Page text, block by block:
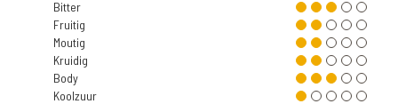
Bitter
Fruitig
Moutig
Kruidig
Body
Koolzuur